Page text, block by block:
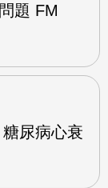
題 FM
尿病心衰